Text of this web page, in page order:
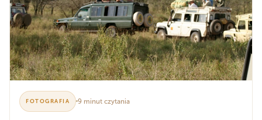
FOTOGRAFIA 9 minut czytania